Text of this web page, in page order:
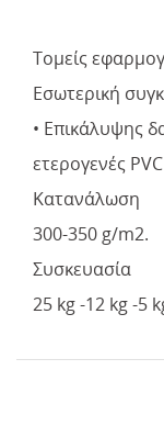
Τομείς
Εσωτερική
• Επικάλυψης
ετερογενές
Κατανάλωση
300-350 g/m2.
Συσκευασία
25 kg -12 kg -5